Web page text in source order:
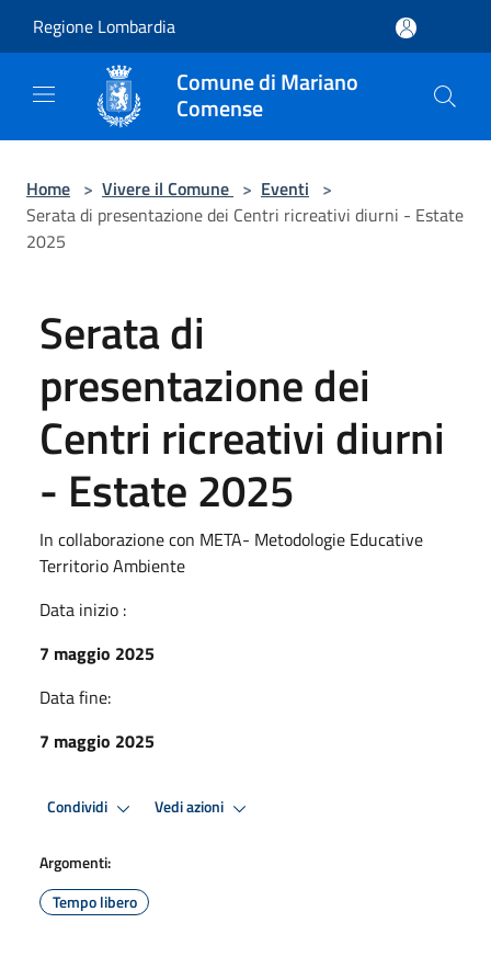
Regione Lombardia
Comune di Mariano
Comense
Home > Vivere il Comune > Eventi >
Serata di presentazione dei Centri ricreativi diurni - Estate
2025
Serata di
presentazione dei
Centri ricreativi diurni
- Estate 2025
In collaborazione con META- Metodologie Educative
Territorio Ambiente
Data inizio :
7 maggio 2025
Data fine:
7 maggio 2025
Condividi Vedi azioni
Argomenti:
Tempo libero